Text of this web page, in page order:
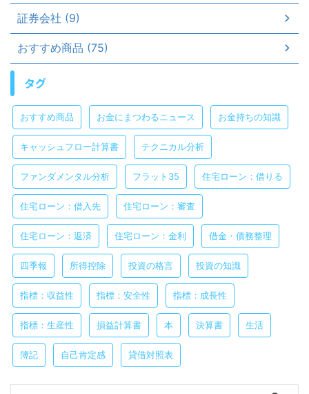
証券会社 (9)
おすすめ商品 (75)
タグ
おすすめ商品 お金にまつわるニュース お金持ちの知識
キャッシュフロー計算書 テクニカル分析
ファンダメンタル分析 フラット35 住宅ローン：借りる
住宅ローン：借入先 住宅ローン：審査
住宅ローン：返済 住宅ローン：金利 借金・債務整理
四季報 所得控除 投資の格言 投資の知識
指標：収益性 指標：安全性 指標：成長性
指標：生産性 損益計算書 本 決算書 生活
簿記 自己肯定感 貸借対照表